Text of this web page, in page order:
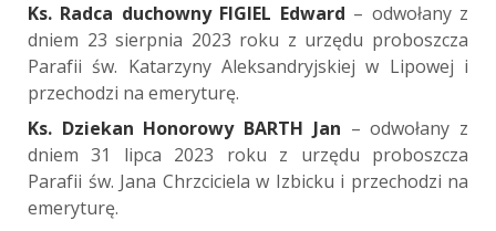
Ks. Radca duchowny FIGIEL Edward – odwołany z
dniem 23 sierpnia 2023 roku z urzędu proboszcza
Parafii św. Katarzyny Aleksandryjskiej w Lipowej i
przechodzi na emeryturę.
Ks. Dziekan Honorowy BARTH Jan – odwołany z
dniem 31 lipca 2023 roku z urzędu proboszcza
Parafii św. Jana Chrzciciela w Izbicku i przechodzi na
emeryturę.